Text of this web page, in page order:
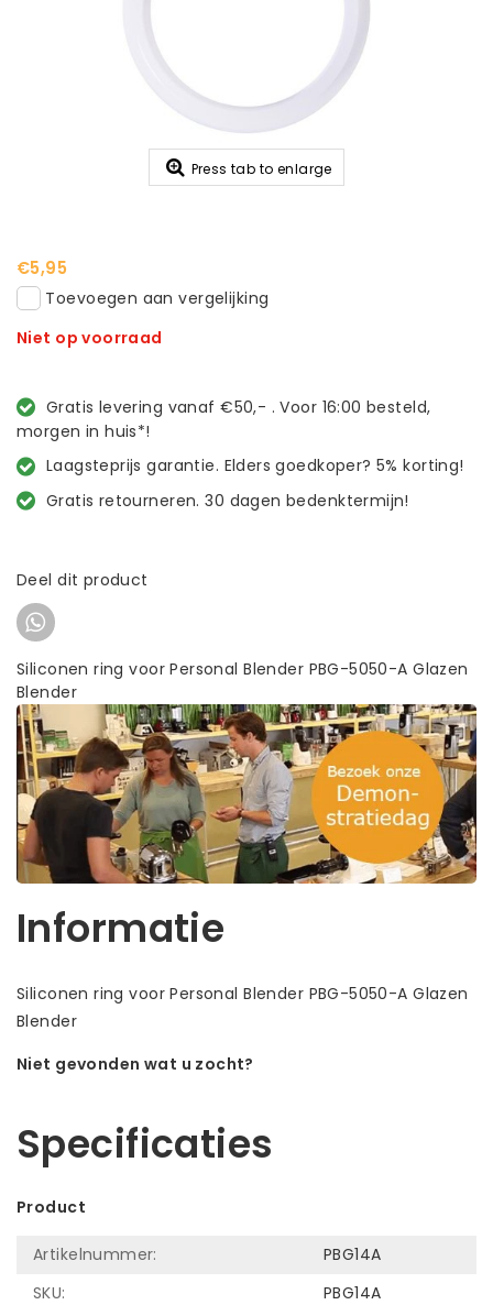
Press tab to enlarge
€5,95
Toevoegen aan vergelijking
Niet op voorraad
Gratis levering vanaf €50,- . Voor 16:00 besteld,
morgen in huis*!
Laagsteprijs garantie. Elders goedkoper? 5% korting!
Gratis retourneren. 30 dagen bedenktermijn!
Deel dit product
Siliconen ring voor Personal Blender PBG-5050-A Glazen
Blender
Informatie
Siliconen ring voor Personal Blender PBG-5050-A Glazen
Blender
Niet gevonden wat u zocht?
Specificaties
Product
Artikelnummer:
PBG14A
SKU:
PBG14A